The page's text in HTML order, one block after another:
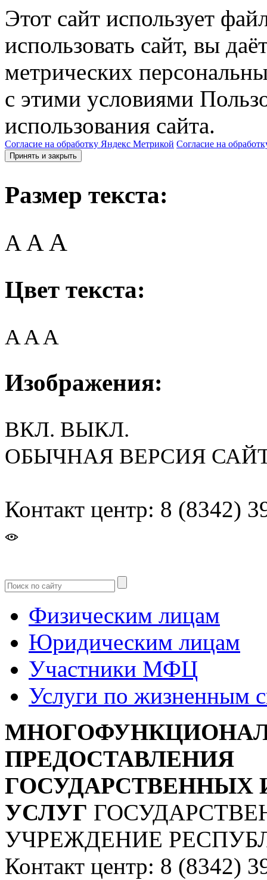
Этот сайт использует
использовать сайт, вы
метрических
с этими условиями
использования сайта.
Согласие на обработку Яндекс Метрикой Согласие на
Принять и закрыть
Размер текста:
A AA
Цвет текста:
AAA
Изображения:
ВКЛ. ВЫКЛ.
ОБЫЧНАЯ ВЕРСИЯ
Контакт центр: 8 (8342)
Физическим лицам
Юридическим лицам
Участники МФЦ
Услуги по жизненным
ПРЕДОСТАВЛЕНИЯ
УСЛУГ
УЧРЕЖДЕНИЕ
Контакт центр: 8 (8342)